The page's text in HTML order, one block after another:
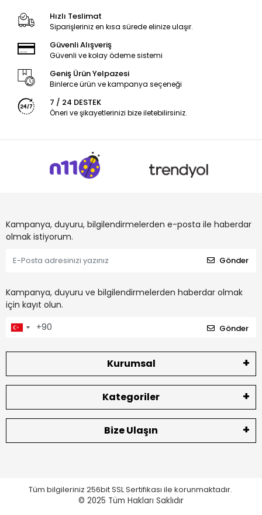
Hızlı Teslimat
Siparişleriniz en kısa sürede elinize ulaşır.
Güvenli Alışveriş
Güvenli ve kolay ödeme sistemi
Geniş Ürün Yelpazesi
Binlerce ürün ve kampanya seçeneği
7 / 24 DESTEK
Öneri ve şikayetlerinizi bize iletebilirsiniz.
Kampanya, duyuru, bilgilendirmelerden e-posta ile haberdar
olmak istiyorum.
Gönder
Kampanya, duyuru ve bilgilendirmelerden haberdar olmak
için kayıt olun.
Gönder
Kurumsal
Kategoriler
Bize Ulaşın
Tüm bilgileriniz 256bit SSL Sertifikası ile korunmaktadır.
© 2025 Tüm Hakları Saklıdır